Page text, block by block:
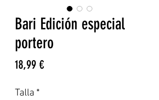
Bari Edición especial
portero
18,99 €Precio
Talla *